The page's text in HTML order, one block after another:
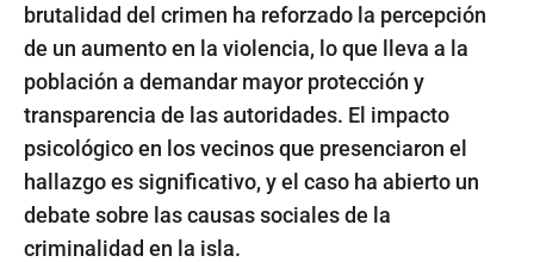
brutalidad del crimen ha reforzado la percepción
de un aumento en la violencia, lo que lleva a la
población a demandar mayor protección y
transparencia de las autoridades. El impacto
psicológico en los vecinos que presenciaron el
hallazgo es significativo, y el caso ha abierto un
debate sobre las causas sociales de la
criminalidad en la isla.